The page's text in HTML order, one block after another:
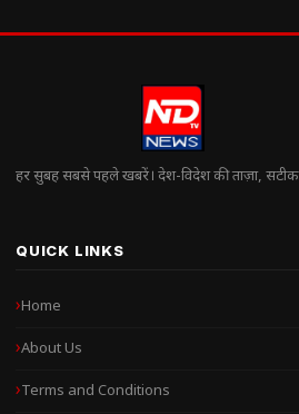
हर सुबह सबसे पहले खबरें। देश-विदेश की ताज़ा, सटीक
QUICK LINKS
Home
About Us
Terms and Conditions